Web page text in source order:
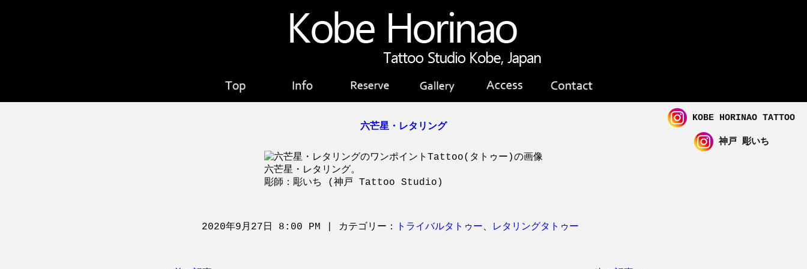
KOBE HORINAO TATTOO
神戸 彫いち
六芒星・レタリング
六芒星・レタリング。
彫師：彫いち (神戸 Tattoo Studio)
2020年9月27日 8:00 PM | カテゴリー： トライバルタトゥー、 レタリングタトゥー